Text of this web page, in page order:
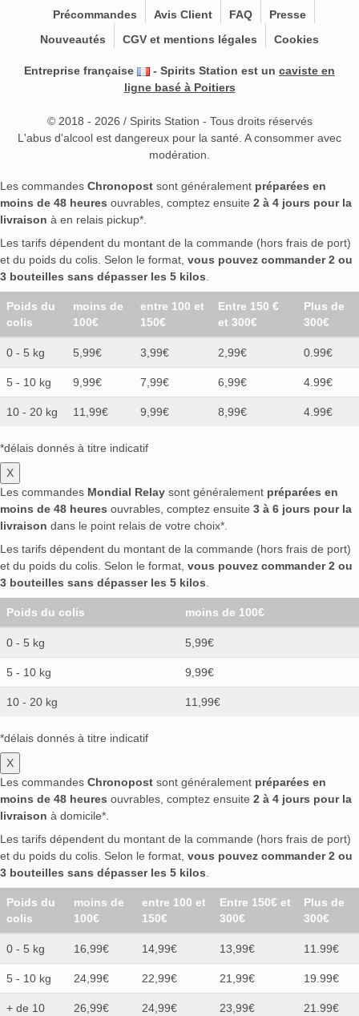
Précommandes Avis Client FAQ
Presse
Nouveautés
CGV et mentions légales Cookies
Entreprise française - Spirits Station est un caviste en
ligne basé à Poitiers
© 2018 - 2026 / Spirits Station - Tous droits réservés
L'abus d'alcool est dangereux pour la santé. A consommer avec
modération.
Les commandes Chronopost sont généralement préparées en
moins de 48 heures ouvrables, comptez ensuite 2 à 4 jours pour la
livraison à en relais pickup*.
Les tarifs dépendent du montant de la commande (hors frais de port)
et du poids du colis. Selon le format, vous pouvez commander 2 ou
3 bouteilles sans dépasser les 5 kilos
Poids du
colis
moins de
100€
entre 100 et
150€
Entre 150 €
et 300€
Plus de
300€
0 - 5 kg 5,99€ 3,99€ 2,99€ 0.99€
5 - 10 kg 9,99€ 7,99€ 6,99€ 4.99€
10 - 20 kg 11,99€ 9,99€ 8,99€ 4.99€
*délais donnés à titre indicatif
X
Les commandes Mondial Relay sont généralement préparées en
moins de 48 heures ouvrables, comptez ensuite 3 à 6 jours pour la
livraison dans le point relais de votre choix*.
Les tarifs dépendent du montant de la commande (hors frais de port)
et du poids du colis. Selon le format, vous pouvez commander 2 ou
3 bouteilles sans dépasser les 5 kilos
Poids du colis moins de 100€
0 - 5 kg 5,99€
5 - 10 kg 9,99€
10 - 20 kg 11,99€
*délais donnés à titre indicatif
X
Les commandes Chronopost sont généralement préparées en
moins de 48 heures ouvrables, comptez ensuite 2 à 4 jours pour la
livraison à domicile*.
Les tarifs dépendent du montant de la commande (hors frais de port)
et du poids du colis. Selon le format, vous pouvez commander 2 ou
3 bouteilles sans dépasser les 5 kilos
Poids du
colis
moins de
100€
entre 100 et
150€
Entre 150€ et
300€
Plus de
300€
0 - 5 kg 16,99€ 14,99€ 13,99€ 11.99€
5 - 10 kg 24,99€ 22,99€ 21,99€ 19.99€
+ de 10
26,99€ 24,99€ 23,99€ 21.99€